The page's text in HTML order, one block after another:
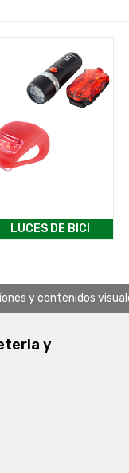
LUCES DE BICI
y contenidos
y